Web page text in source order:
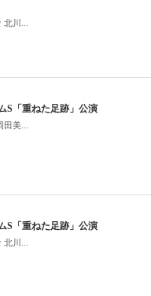
川...
S「重ねた足跡」公演
美...
S「重ねた足跡」公演
川...